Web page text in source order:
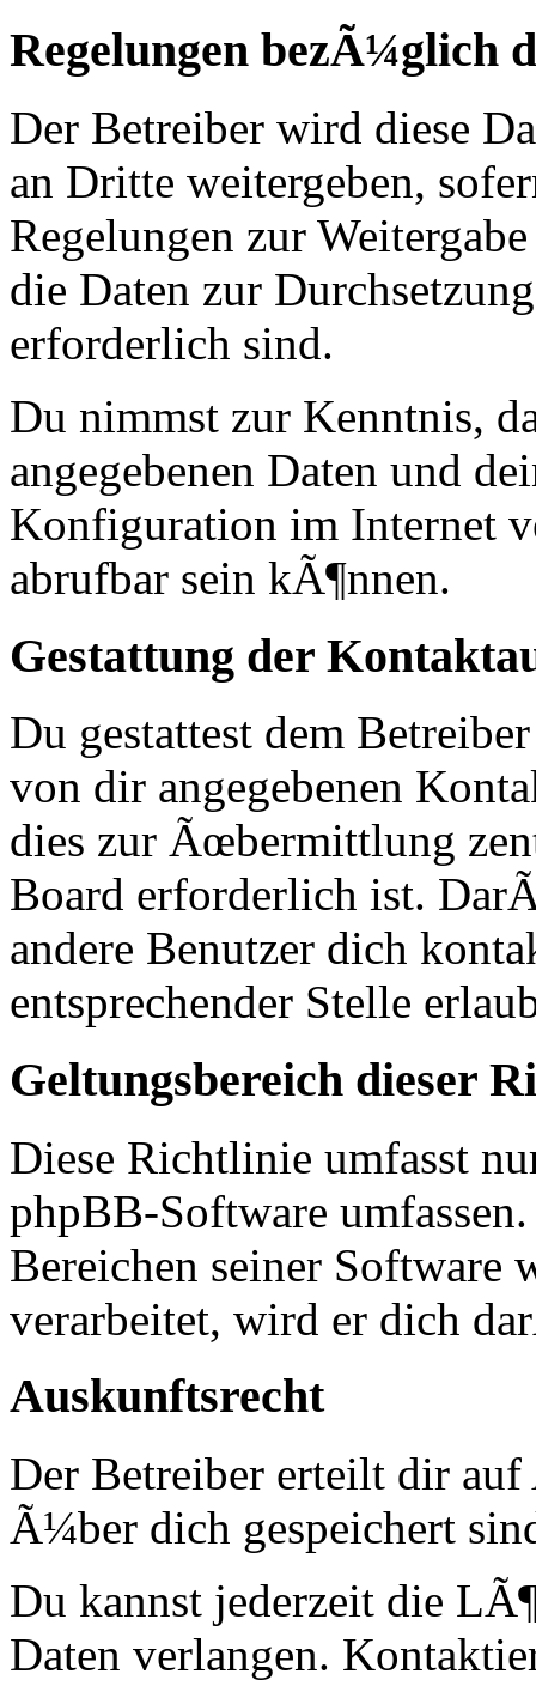
Regelungen bezÃ¼glich
Der Betreiber wird diese
an Dritte weitergeben,
Regelungen zur
die Daten zur
erforderlich sind.
Du nimmst zur Kenntnis,
angegebenen Daten und
Konfiguration im Internet
abrufbar sein kÃ¶nnen.
Gestattung der
Du gestattest dem
von dir angegebenen
dies zur Ãœbermittlung
Board erforderlich ist.
andere Benutzer dich
entsprechender Stelle
Geltungsbereich dieser
Diese Richtlinie umfasst
phpBB-Software
Bereichen seiner Software
verarbeitet, wird er dich
Auskunftsrecht
Der Betreiber erteilt dir
Ã¼ber dich gespeichert
Du kannst jederzeit die
Daten verlangen.